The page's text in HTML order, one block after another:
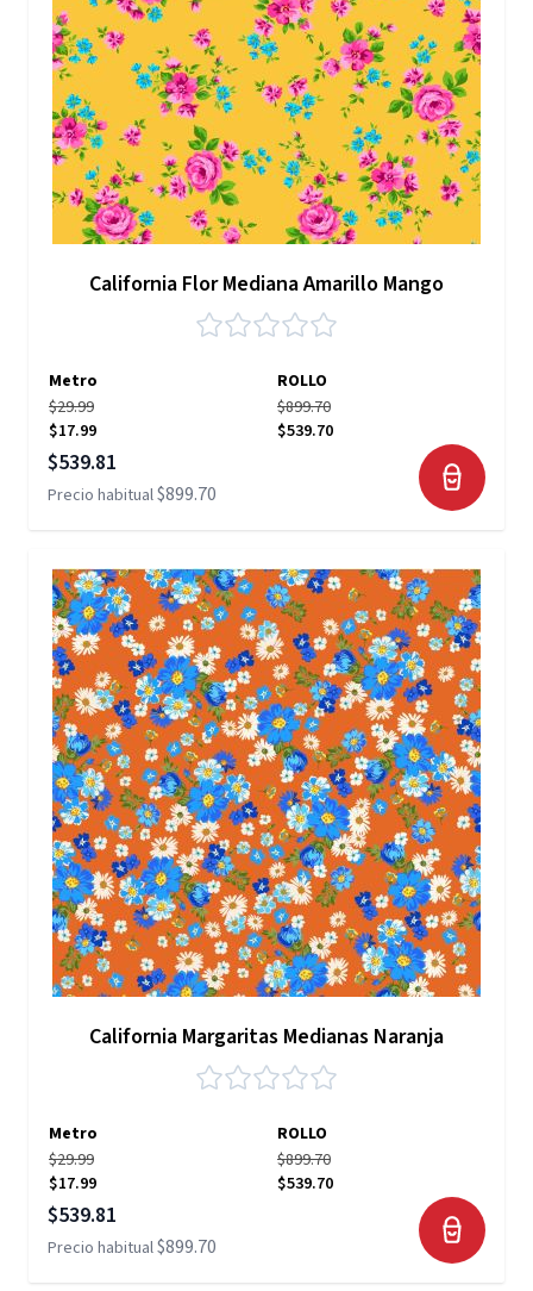
California Flor Mediana Amarillo Mango
Metro
ROLLO
$29.99
$17.99
$899.70
$539.70
Precio especial
$539.81
Precio habitual$899.70
California Margaritas Medianas Naranja
Metro
ROLLO
$29.99
$17.99
$899.70
$539.70
Precio especial
$539.81
Precio habitual$899.70